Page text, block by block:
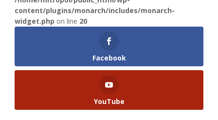
content/plugins/monarch/includes/monarch-
widget.php on line 20
Facebook
YouTube